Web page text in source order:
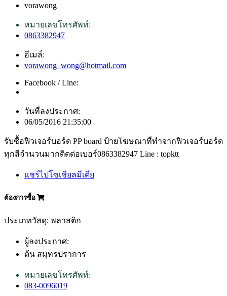
vorawong
หมายเลขโทรศัพท์:
0863382947
อีเมล์:
vorawong_wong@hotmail.com
Facebook / Line:
วันที่ลงประกาศ:
06/05/2016 21:35:00
รับซื้อฟิวเจอร์บอร์ด PP board ป้ายโฆษณาที่ทำจากฟิวเจอร์บอร์ด
ทุกสีจำนวนมากติดต่อเบอร์0863382947 Line : topktt
แชร์ไปโซเชียลมีเดีย
ต้องการซื้อ
ประเภทวัสดุ: พลาสติก
ผู้ลงประกาศ:
ต้น สมุทรปราการ
หมายเลขโทรศัพท์:
083-0096019